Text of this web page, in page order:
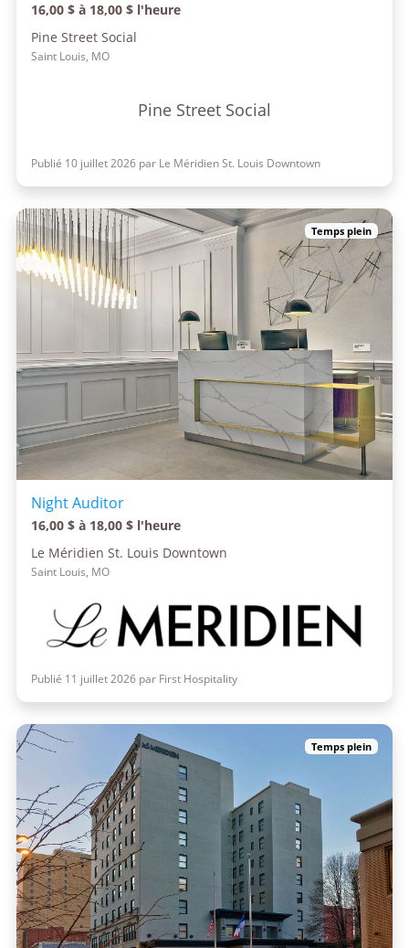
16,00 $ à 18,00 $ l'heure
Pine Street Social
Saint Louis, MO
Pine Street Social
Publié 10 juillet 2026 par Le Méridien St. Louis Downtown
Temps plein
Night Auditor
16,00 $ à 18,00 $ l'heure
Le Méridien St. Louis Downtown
Saint Louis, MO
Publié 11 juillet 2026 par First Hospitality
Temps plein